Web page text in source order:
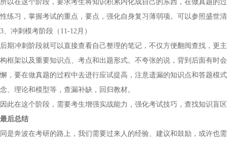
所以在这个阶段，要求考生将知识积累内化成自己的东西，在做真题的
性练习，掌握考试的重点，要点，强化自身复习薄弱项。可以参照盛世
3、冲刺模考阶段（11-12月）
后期冲刺阶段就可以直接查看自己整理的笔记，不仅方便翻阅查找，更
构框架以及重要知识点、考点和出题形式。不夸张的说，背到后面有时
懈，要在做真题的过程中去进行应试提高，注意遗漏的知识点和答题模
念、理论和模型等，查漏补缺，回归教材。
因此在这个阶段，需要考生增强实战能力，强化考试技巧，查找知识盲
最后总结
同是奔波在考研的路上，我们需要过来人的经验、建议和鼓励，或许